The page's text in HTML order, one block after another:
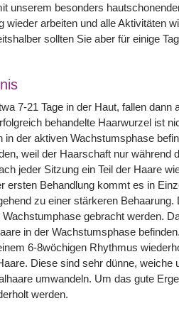
unserem besonders
wieder arbeiten und alle Aktivitäten
sollten Sie aber für einige
7-21 Tage in der Haut, fallen
behandelte Haarwurzel ist
in der aktiven Wachstumsphase
weil der Haarschaft nur
jeder Sitzung ein Teil der Haare
ersten Behandlung kommt es in
zu einer stärkeren
gebracht werden.
in der Wachstumsphase
6-8wöchigen Rhythmus
Diese sind sehr dünne,
umwandeln. Um das gute
werden.